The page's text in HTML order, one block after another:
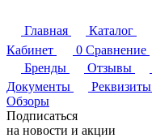
Главная Каталог
Кабинет
0 Сравнение
Бренды
Отзывы
Документы
Реквизиты
Обзоры
Подписаться
на новости и акции